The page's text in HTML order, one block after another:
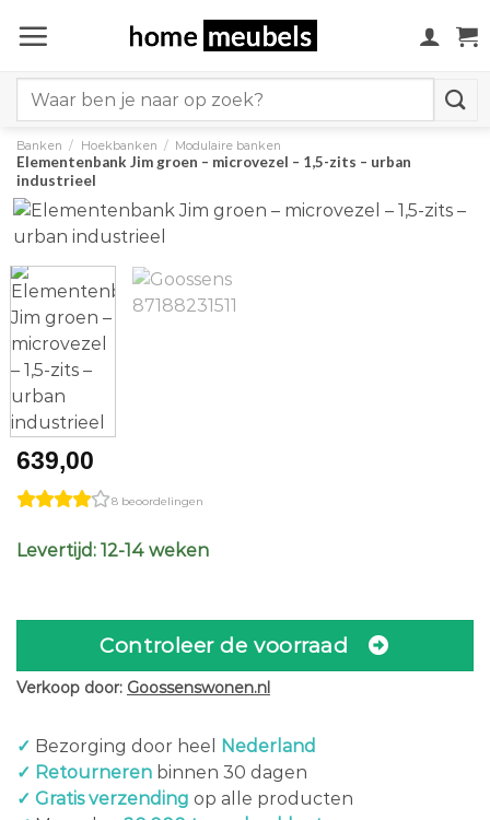
naar
for:
Banken / Hoekbanken / Modulaire banken
Elementenbank Jim groen – microvezel – 1,5-zits – urban
industrieel
639,00
8 beoordelingen
Levertijd: 12-14 weken
Controleer de voorraad
Verkoop door: Goossenswonen.nl
✓ Bezorging door heel
Nederland
✓ Retourneren binnen 30 dagen
✓ Gratis verzending op alle producten